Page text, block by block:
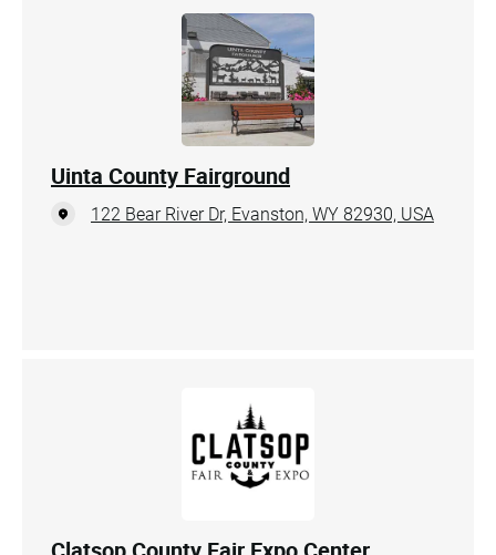
Uinta County Fairground
122 Bear River Dr, Evanston, WY 82930, USA